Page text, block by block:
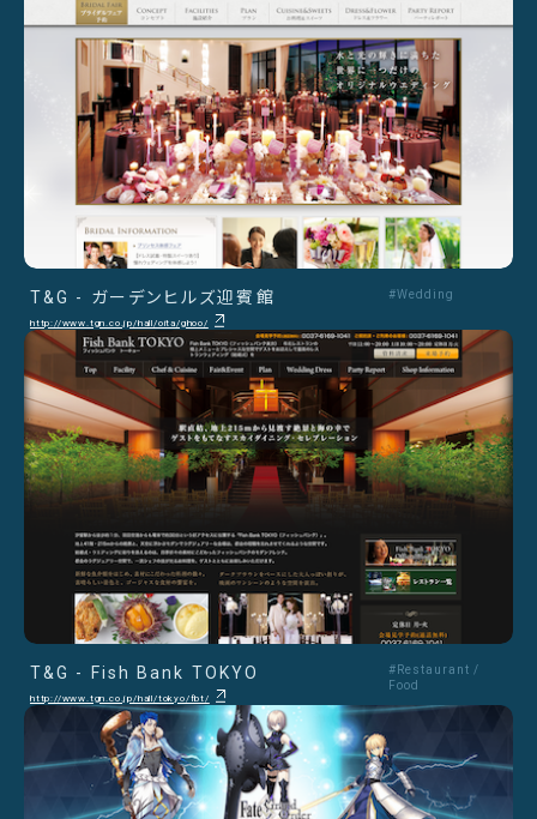
T&G - ガーデンヒルズ迎賓館
http://www.tgn.co.jp/hall/oita/ghoo/
#Wedding
T&G - Fish Bank TOKYO
http://www.tgn.co.jp/hall/tokyo/fbt/
#Restaurant /
Food